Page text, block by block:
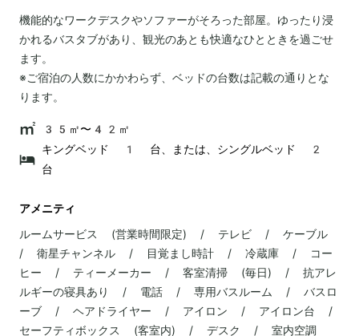
機能的なワークデスクやソファーがそろった部屋。ゆったり浸
かれるバスタブがあり、観光のあとも快適なひとときを過ごせ
ます。
※ご宿泊の人数にかかわらず、ベッドの台数は記載の通りとな
ります。
35㎡〜42㎡
キングベッド 1 台、または、シングルベッド 2
台
アメニティ
ルームサービス (営業時間限定) / テレビ / ケーブル
/ 衛星チャンネル / 目覚まし時計 / 冷蔵庫 / コー
ヒー / ティーメーカー / 客室清掃 (毎日) / 抗アレ
ルギーの寝具あり / 電話 / 専用バスルーム / バスロ
ーブ / ヘアドライヤー / アイロン / アイロン台 /
セーフティボックス (客室内) / デスク / 室内空調